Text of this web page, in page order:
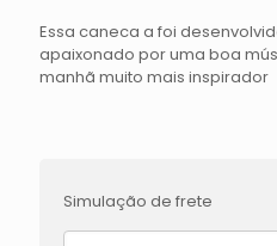
Essa caneca a foi
apaixonado por uma boa
manhã muito mais inspirador
Simulação de frete